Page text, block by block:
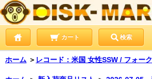
カート 検索
ホーム ＞ レコード：米国 女性SSW / フォーク